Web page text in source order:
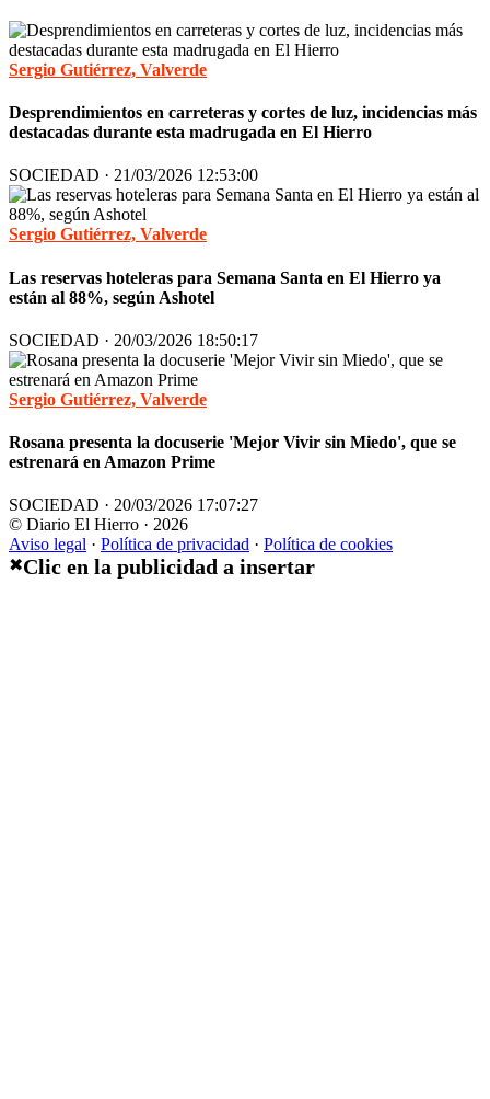
Sergio Gutiérrez, Valverde
Desprendimientos en carreteras y cortes de luz, incidencias más
destacadas durante esta madrugada en El Hierro
SOCIEDAD · 21/03/2026 12:53:00
Sergio Gutiérrez, Valverde
Las reservas hoteleras para Semana Santa en El Hierro ya
están al 88%, según Ashotel
SOCIEDAD · 20/03/2026 18:50:17
Sergio Gutiérrez, Valverde
Rosana presenta la docuserie 'Mejor Vivir sin Miedo', que se
estrenará en Amazon Prime
SOCIEDAD · 20/03/2026 17:07:27
© Diario El Hierro · 2026
Aviso legal · Política de privacidad · Política de cookies
✖Clic en la publicidad a insertar